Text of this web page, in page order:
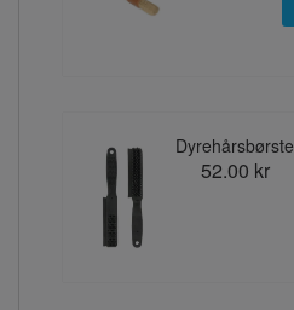
Dyrehårsbørste
52.00 kr